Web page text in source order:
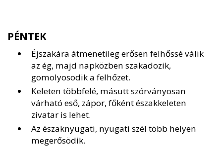
PÉNTEK
Éjszakára átmenetileg erősen felhőssé válik
az ég, majd napközben szakadozik,
gomolyosodik a felhőzet.
Keleten többfelé, másutt szórványosan
várható eső, zápor, főként északkeleten
zivatar is lehet.
Az északnyugati, nyugati szél több helyen
megerősödik.